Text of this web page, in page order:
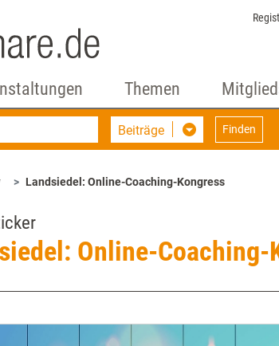
Themen
Beiträge Finden
Landsiedel: Online-Coaching-Kongress
Online-Coaching-